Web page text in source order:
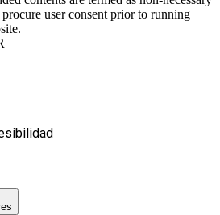
user consent prior to running